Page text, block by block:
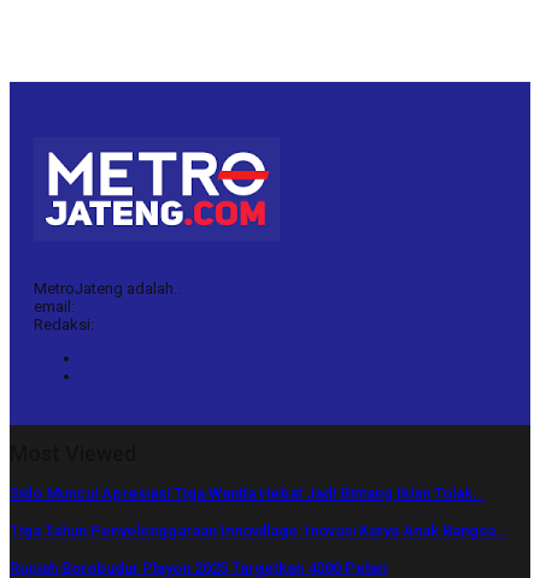
MetroJateng adalah..
email:
Redaksi:
Sido Muncul Apresiasi Tiga Wanita Hebat Jadi Bintang Iklan Tolak…
Tiga Tahun Penyelenggaraan Innovillage: Inovasi Karya Anak Bangsa…
Rupiah Borobudur Playon 2025 Targetkan 4000 Pelari